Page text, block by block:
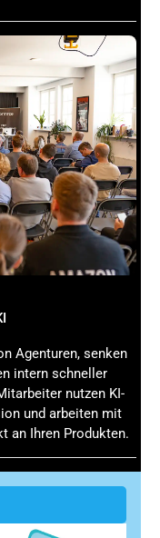
Agenturen, senken
intern schneller
nutzen KI-
und arbeiten mit
an Ihren Produkten.